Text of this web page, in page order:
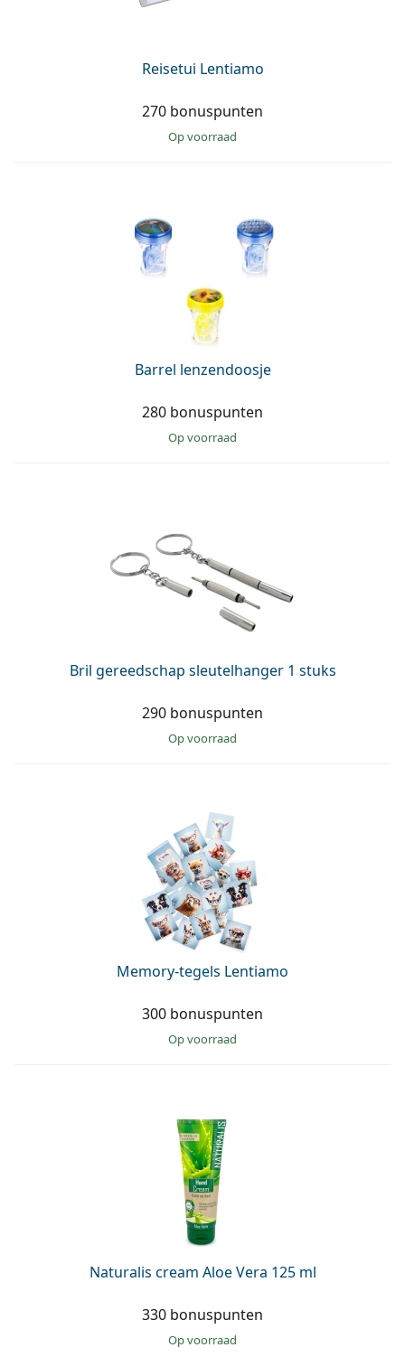
Reisetui Lentiamo
270 bonuspunten
op voorraad
Barrel lenzendoosje
280 bonuspunten
op voorraad
Bril gereedschap sleutelhanger 1 stuks
290 bonuspunten
op voorraad
Memory-tegels Lentiamo
300 bonuspunten
op voorraad
Naturalis cream Aloe Vera 125 ml
330 bonuspunten
op voorraad